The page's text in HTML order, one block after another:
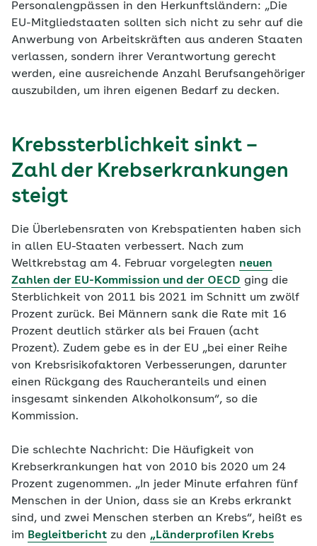
Personalengpässen in den Herkunftsländern: „Die
EU-Mitgliedstaaten sollten sich nicht zu sehr auf die
Anwerbung von Arbeitskräften aus anderen Staaten
verlassen, sondern ihrer Verantwortung gerecht
werden, eine ausreichende Anzahl Berufsangehöriger
auszubilden, um ihren eigenen Bedarf zu decken.
Krebssterblichkeit sinkt –
Zahl der Krebserkrankungen
steigt
Die Überlebensraten von Krebspatienten haben sich
in allen EU-Staaten verbessert. Nach zum
Weltkrebstag am 4. Februar vorgelegten neuen
Zahlen der EU-Kommission und der OECD ging die
Sterblichkeit von 2011 bis 2021 im Schnitt um zwölf
Prozent zurück. Bei Männern sank die Rate mit 16
Prozent deutlich stärker als bei Frauen (acht
Prozent). Zudem gebe es in der EU „bei einer Reihe
von Krebsrisikofaktoren Verbesserungen, darunter
einen Rückgang des Raucheranteils und einen
insgesamt sinkenden Alkoholkonsum“, so die
Kommission.
Die schlechte Nachricht: Die Häufigkeit von
Krebserkrankungen hat von 2010 bis 2020 um 24
Prozent zugenommen. „In jeder Minute erfahren fünf
Menschen in der Union, dass sie an Krebs erkrankt
sind, und zwei Menschen sterben an Krebs“, heißt es
im Begleitbericht zu den „Länderprofilen Krebs